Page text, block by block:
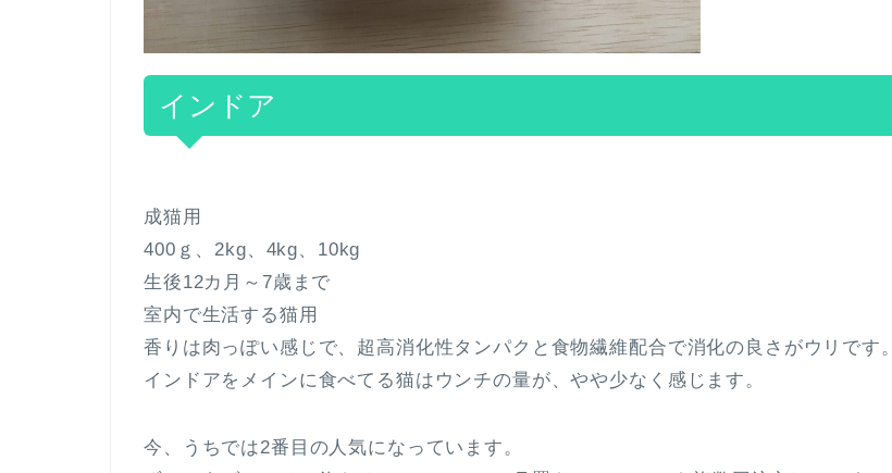
インドア
成猫用
400ｇ、2kg、4kg、10kg
生後12カ月～7歳まで
室内で生活する猫用
香りは肉っぽい感じで、超高消化性タンパクと食物繊維配合で消化の良さがウリです。
インドアをメインに食べてる猫はウンチの量が、やや少なく感じます。
今、うちでは2番目の人気になっています。